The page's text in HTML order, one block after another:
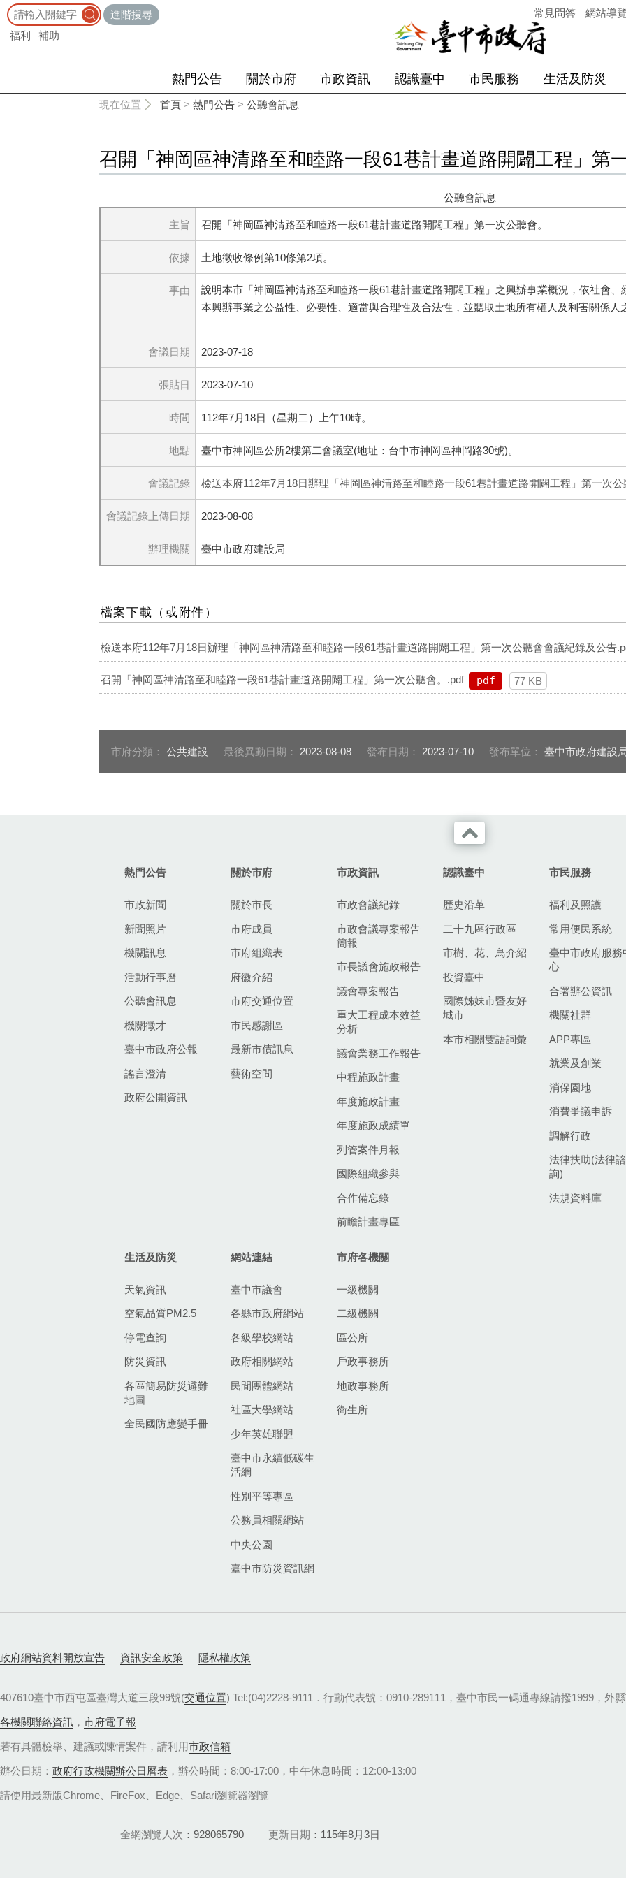
進階搜尋
福利
補助
常見問答 網站導
熱門公告 關於市府 市政資訊 認識臺中 市民服務 生活及防災
現在位置 首頁 > 熱門公告 > 公聽會訊息
召開「神岡區神清路至和睦路一段61巷計畫道路開闢工程」第
公聽會訊息
主旨 召開「神岡區神清路至和睦路一段61巷計畫道路開闢工程」第一次公聽會。
依據 土地徵收條例第10條第2項。
事由 說明本市「神岡區神清路至和睦路一段61巷計畫道路開闢工程」之興辦事業概況，依社會
本興辦事業之公益性、必要性、適當與合理性及合法性，並聽取土地所有權人及利害關係人
會議日期 2023-07-18
張貼日 2023-07-10
時間 ​112年7月18日（星期二）上午10時。
地點 臺中市神岡區公所2樓第二會議室(地址：台中市神岡區神岡路30號)。
會議記錄 檢送本府112年7月18日辦理「神岡區神清路至和睦路一段61巷計畫道路開闢工程」第一次
會議記錄上傳日期 2023-08-08
辦理機關 臺中市政府建設局
檔案下載（或附件）
檢送本府112年7月18日辦理「神岡區神清路至和睦路一段61巷計畫道路開闢工程」第一次公聽會會議紀錄及公告
召開「神岡區神清路至和睦路一段61巷計畫道路開闢工程」第一次公聽會。.pdf pdf 77 KB
市府分類： 公共建設 最後異動日期： 2023-08-08 發布日期： 2023-07-10 發布單位： 臺中市政府建設
熱門公告
市政新聞
新聞照片
機關訊息
活動行事曆
公聽會訊息
機關徵才
臺中市政府公報
謠言澄清
政府公開資訊
關於市府
關於市長
市府成員
市府組織表
府徽介紹
市府交通位置
市民感謝區
最新市債訊息
藝術空間
市政資訊
市政會議紀錄
市政會議專案報告
簡報
市長議會施政報告
議會專案報告
重大工程成本效益
分析
議會業務工作報告
中程施政計畫
年度施政計畫
年度施政成績單
列管案件月報
國際組織參與
合作備忘錄
前瞻計畫專區
認識臺中
歷史沿革
二十九區行政區
市樹、花、鳥介紹
投資臺中
國際姊妹市暨友好
城市
本市相關雙語詞彙
市民服務
福利及照護
常用便民系統
臺中市政府服務
心
合署辦公資訊
機關社群
APP專區
就業及創業
消保園地
消費爭議申訴
調解行政
法律扶助(法律諮
詢)
法規資料庫
生活及防災
天氣資訊
空氣品質PM2.5
停電查詢
防災資訊
各區簡易防災避難
地圖
全民國防應變手冊
網站連結
臺中市議會
各縣市政府網站
各級學校網站
政府相關網站
民間團體網站
社區大學網站
少年英雄聯盟
臺中市永續低碳生
活網
性別平等專區
公務員相關網站
中央公園
臺中市防災資訊網
市府各機關
一級機關
二級機關
區公所
戶政事務所
地政事務所
衛生所
政府網站資料開放宣告 資訊安全政策 隱私權政策
407610臺中市西屯區臺灣大道三段99號(交通位置) Tel:(04)2228-9111．行動代表號：0910-289111，臺中市民一碼通專線請撥1999，外
各機關聯絡資訊 ， 市府電子報
若有具體檢舉、建議或陳情案件，請利用市政信箱
辦公日期： 政府行政機關辦公日曆表 ，辦公時間：8:00-17:00，中午休息時間：12:00-13:00
請使用最新版Chrome、FireFox、Edge、Safari瀏覽器瀏覽
全網瀏覽人次 928065790 更新日期 115年8月3日